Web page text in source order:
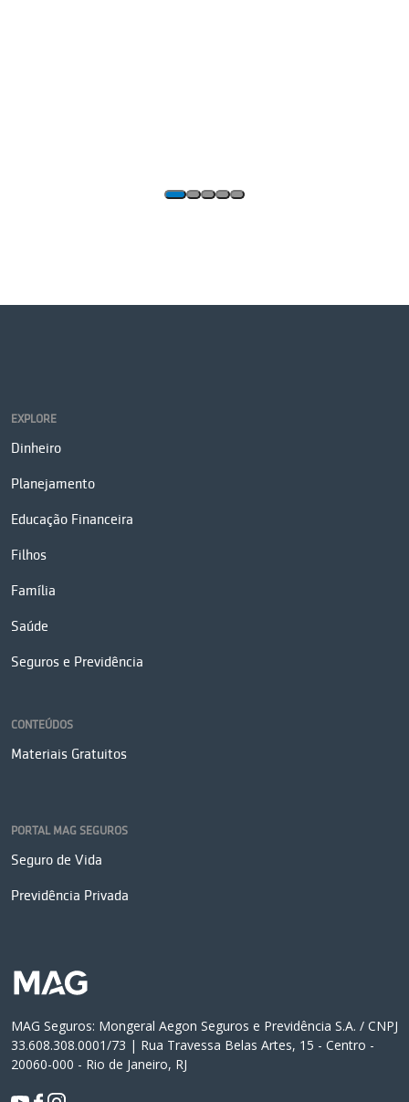
EXPLORE
Dinheiro
Planejamento
Educação Financeira
Filhos
Família
Saúde
Seguros e Previdência
CONTEÚDOS
Materiais Gratuitos
PORTAL MAG SEGUROS
Seguro de Vida
Previdência Privada
MAG Seguros: Mongeral Aegon Seguros e Previdência S.A. / CNPJ
33.608.308.0001/73 | Rua Travessa Belas Artes, 15 - Centro -
20060-000 - Rio de Janeiro, RJ